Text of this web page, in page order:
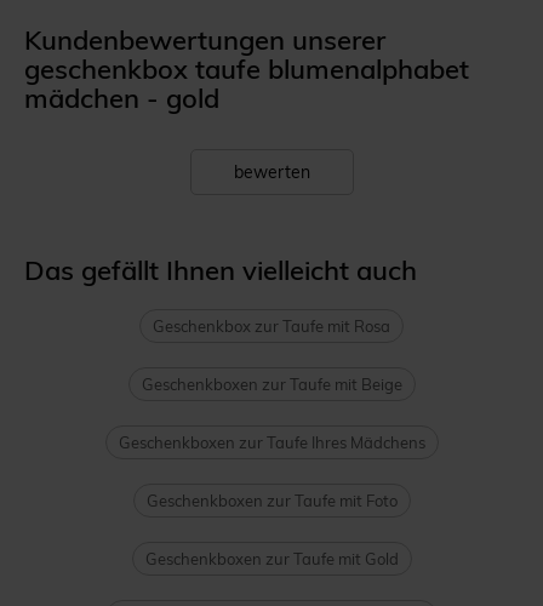
Kundenbewertungen unserer
geschenkbox taufe blumenalphabet
mädchen - gold
bewerten
Das gefällt Ihnen vielleicht auch
Geschenkbox zur Taufe mit Rosa
Geschenkboxen zur Taufe mit Beige
Geschenkboxen zur Taufe Ihres Mädchens
Geschenkboxen zur Taufe mit Foto
Geschenkboxen zur Taufe mit Gold